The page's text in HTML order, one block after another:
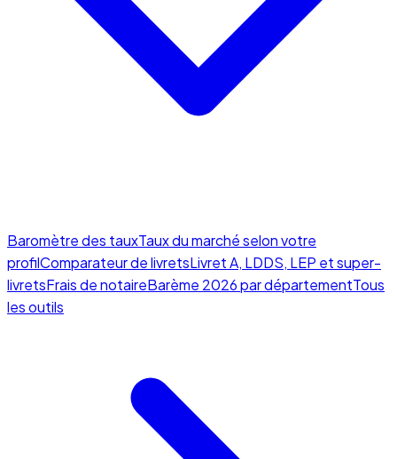
Baromètre des tauxTaux du marché selon votre
profilComparateur de livretsLivret A, LDDS, LEP et super-
livretsFrais de notaireBarème 2026 par départementTous
les outils